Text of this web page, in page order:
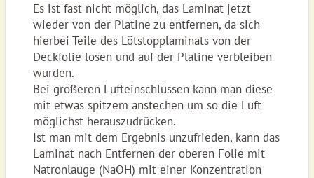
Es ist fast nicht möglich, das Laminat jetzt
wieder von der Platine zu entfernen, da sich
hierbei Teile des Lötstopplaminats von der
Deckfolie lösen und auf der Platine verbleiben
würden.
Bei größeren Lufteinschlüssen kann man diese
mit etwas spitzem anstechen um so die Luft
möglichst herauszudrücken.
Ist man mit dem Ergebnis unzufrieden, kann das
Laminat nach Entfernen der oberen Folie mit
Natronlauge (NaOH) mit einer Konzentration